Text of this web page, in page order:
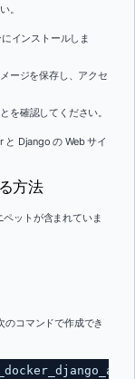
。
インストールしま
ージを保存し、アクセ
を確認してください。
と Django の Web サイ
方法
ットが含まれていま
のコマンドで作成でき